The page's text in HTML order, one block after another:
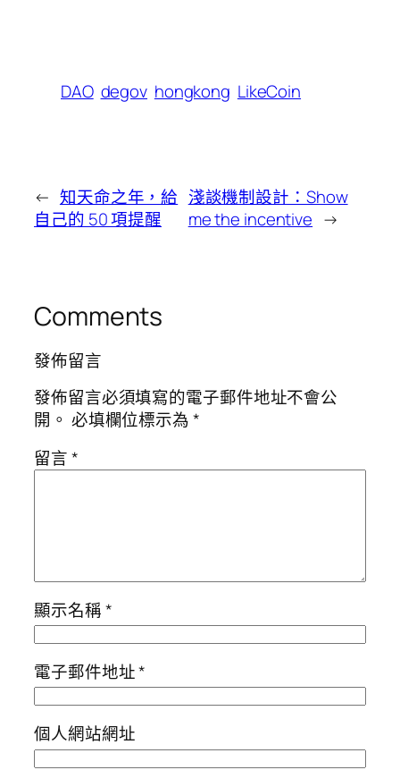
DAO degov hongkong LikeCoin
← 知天命之年，給
自己的 50 項提醒
淺談機制設計：Show
me the incentive →
Comments
發佈留言
發佈留言必須填寫的電子郵件地址不會公
開。 必填欄位標示為*
留言*
顯示名稱*
電子郵件地址*
個人網站網址